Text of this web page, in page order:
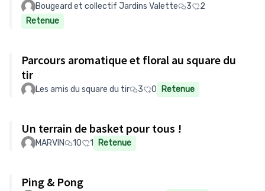
Bougeard et collectif Jardins Valette 3
2
Retenue
Parcours aromatique et floral au square du
tir
Les amis du square du tir 3 0 Retenue
Un terrain de basket pour tous !
MARVIN 10 1 Retenue
Ping & Pong